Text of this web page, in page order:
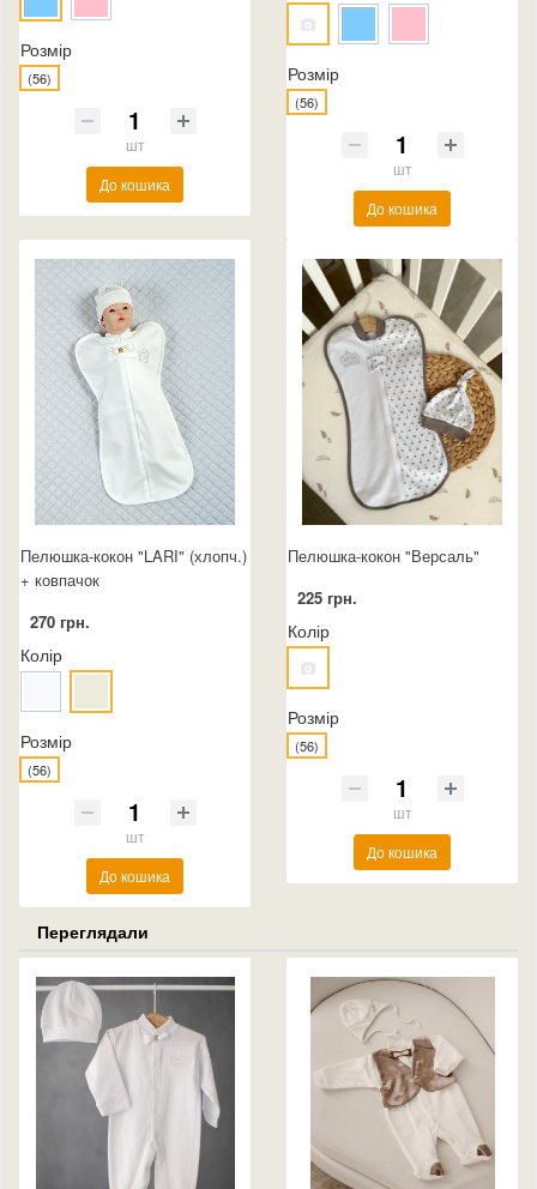
Розмір
(56)
шт
До кошика
Розмір
(56)
шт
До кошика
Пелюшка-кокон "LARI" (хлопч.)
+ ковпачок
270 грн.
Колір
Розмір
(56)
шт
До кошика
Пелюшка-кокон "Версаль"
225 грн.
Колір
Розмір
(56)
шт
До кошика
Переглядали